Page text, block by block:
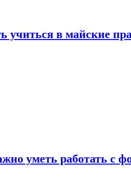
учиться в майские
уметь работать с